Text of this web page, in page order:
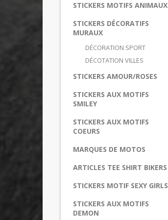
STICKERS MOTIFS ANIMAUX
STICKERS DÉCORATIFS
MURAUX
DÉCORATION SPORT
DÉCOTATION VILLES
STICKERS AMOUR/ROSES
STICKERS AUX MOTIFS
SMILEY
STICKERS AUX MOTIFS
COEURS
MARQUES DE MOTOS
ARTICLES TEE SHIRT BIKERS
STICKERS MOTIF SEXY GIRLS
STICKERS AUX MOTIFS
DEMON